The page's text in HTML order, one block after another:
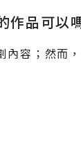
作品可以
容；然而